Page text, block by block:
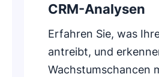
CRM-Analysen
Erfahren Sie, was
antreibt, und
Wachstumschancen